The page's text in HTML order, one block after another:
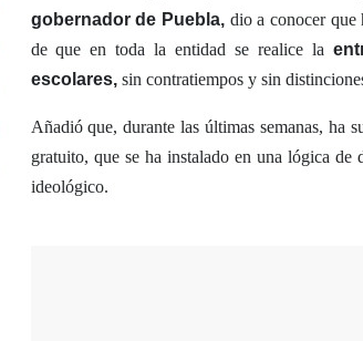
gobernador de Puebla,dio a conocer que
de que en toda la entidad se realice la
escolares, sin contratiempos y sin
Añadió que, durante las últimas semanas, ha
gratuito, que se ha instalado en una lógica
ideológico.